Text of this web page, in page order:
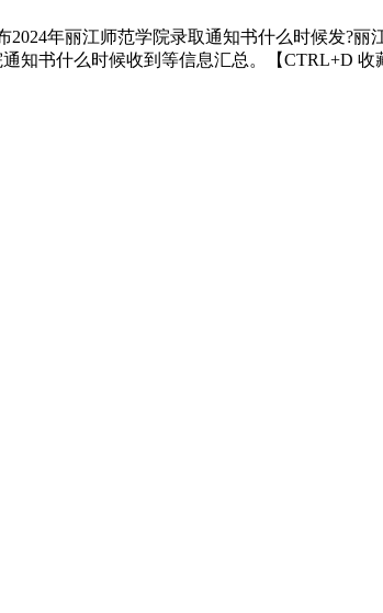
年丽江师范学院录取通知书什么时候发?
知书什么时候收到等信息汇总。【CTRL+D 收